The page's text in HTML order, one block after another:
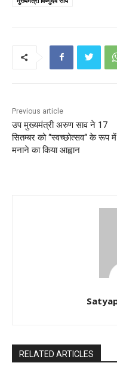
Previous article
उप मुख्यमंत्री अरुण साव ने 17
सितम्बर को ‘‘स्वच्छोत्सव‘‘ के रूप में
मनाने का किया आह्वान
RELATED ARTICLES